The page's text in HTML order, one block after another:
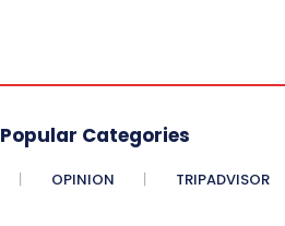
Popular Categories
OPINION TRIPADVISOR